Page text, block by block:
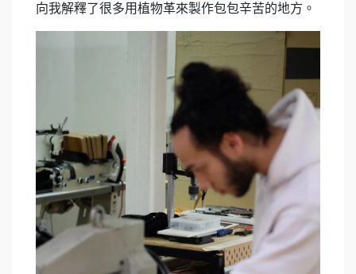
向我解釋了很多用植物革來製作包包辛苦的地方。